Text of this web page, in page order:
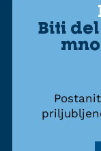
Biti